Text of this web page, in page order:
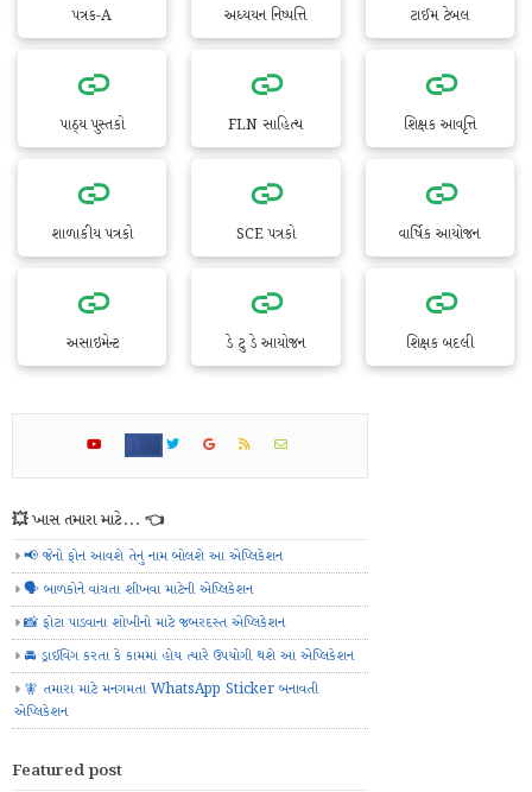
પત્રક-A અધ્યયન નિષ્પત્તિ ટાઈમ ટેબલ
પાઠ્ય પુસ્તકો FLN સાહિત્ય શિક્ષક આવૃત્તિ
શાળાકીય પત્રકો SCE પત્રકો વાર્ષિક આયોજન
અસાઇમેન્ટ ડે ટુ ડે આયોજન શિક્ષક બદલી
💥 ખાસ તમારા માટે... 👈
📢 જેનો ફોન આવશે તેનું નામ બોલશે આ એપ્લિકેશન
🗣️ બાળકોને વાંચતા શીખવા માટેની એપ્લિકેશન
📸 ફોટા પાડવાના શોખીનો માટે જબરદસ્ત એપ્લિકેશન
🚘 ડ્રાઈવિંગ કરતા કે કામમાં હોય ત્યારે ઉપયોગી થશે આ એપ્લિકેશન
🧚 તમારા માટે મનગમતા WhatsApp Sticker બનાવતી
એપ્લિકેશન
Featured post